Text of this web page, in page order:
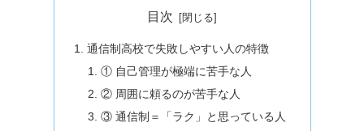
目次
通信制高校で失敗しやすい人の特徴
① 自己管理が極端に苦手な人
② 周囲に頼るのが苦手な人
③ 通信制＝「ラク」と思っている人